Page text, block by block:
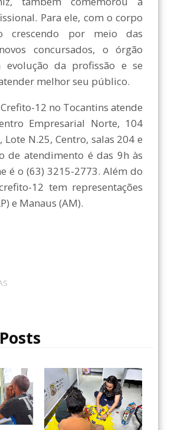
Para ele, com o corpo
crescendo por meio das
concursados, o órgão
evolução da profissão e se
melhor seu público.
12 no Tocantins atende
Empresarial Norte, 104
Lote N.25, Centro, salas 204 e
de atendimento é das 9h às
é o (63) 3215-2773. Além do
12 tem representações
e Manaus (AM).